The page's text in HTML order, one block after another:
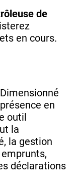
de
en cours.
en
outil
la
la gestion
déclarations